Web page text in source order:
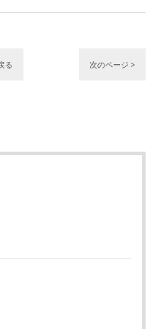
る 次のページ >